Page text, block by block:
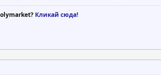
Кликай сюда!